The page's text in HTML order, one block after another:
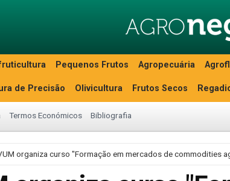
Pequenos Frutos Agropecuária
de Precisão Olivicultura Frutos Secos
Termos Económicos Bibliografia
organiza curso "Formação em mercados de commodities